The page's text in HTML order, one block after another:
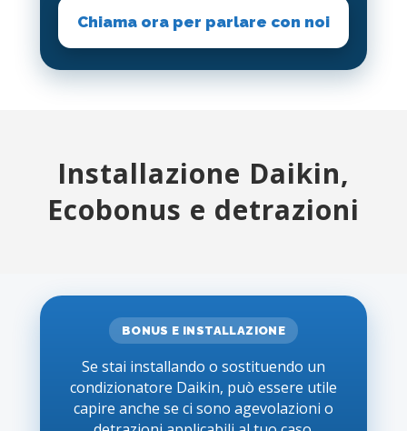
Chiama ora per parlare con noi
Installazione Daikin,
Ecobonus e detrazioni
BONUS E INSTALLAZIONE
Se stai installando o sostituendo un
condizionatore Daikin, può essere utile
capire anche se ci sono agevolazioni o